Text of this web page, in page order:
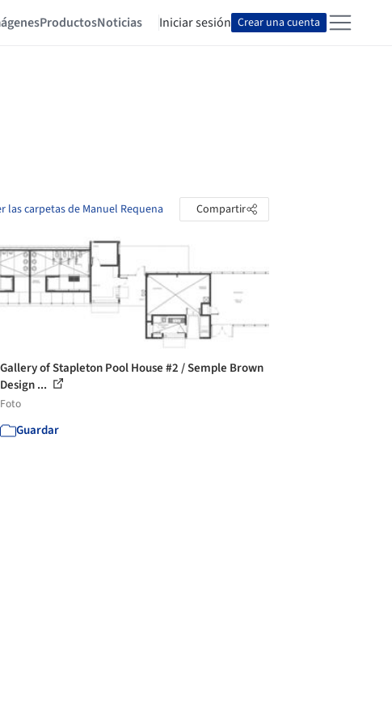
ProductosNoticias Iniciar sesión Crear una cuenta
las carpetas de Manuel Requena Compartir
Gallery of Stapleton Pool House #2 / Semple Brown
Design ...
Foto
Guardar